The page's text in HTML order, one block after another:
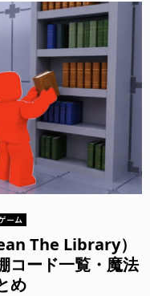
ーム
The Library）
コード一覧・魔法
め